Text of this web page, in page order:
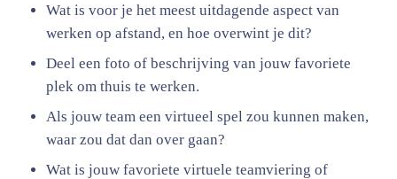
Wat is voor je het meest uitdagende aspect van
werken op afstand, en hoe overwint je dit?
Deel een foto of beschrijving van jouw favoriete
plek om thuis te werken.
Als jouw team een virtueel spel zou kunnen maken,
waar zou dat dan over gaan?
Wat is jouw favoriete virtuele teamviering of